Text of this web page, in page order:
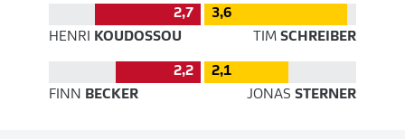
2,7
3,6
HENRI KOUDOSSOU TIMSCHREIBER
2,2
2,1
FINN BECKER JONAS STERNER